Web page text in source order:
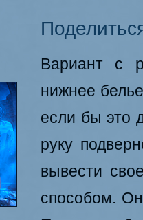
Вариант с
нижнее
если бы это
руку
вывести
способом.